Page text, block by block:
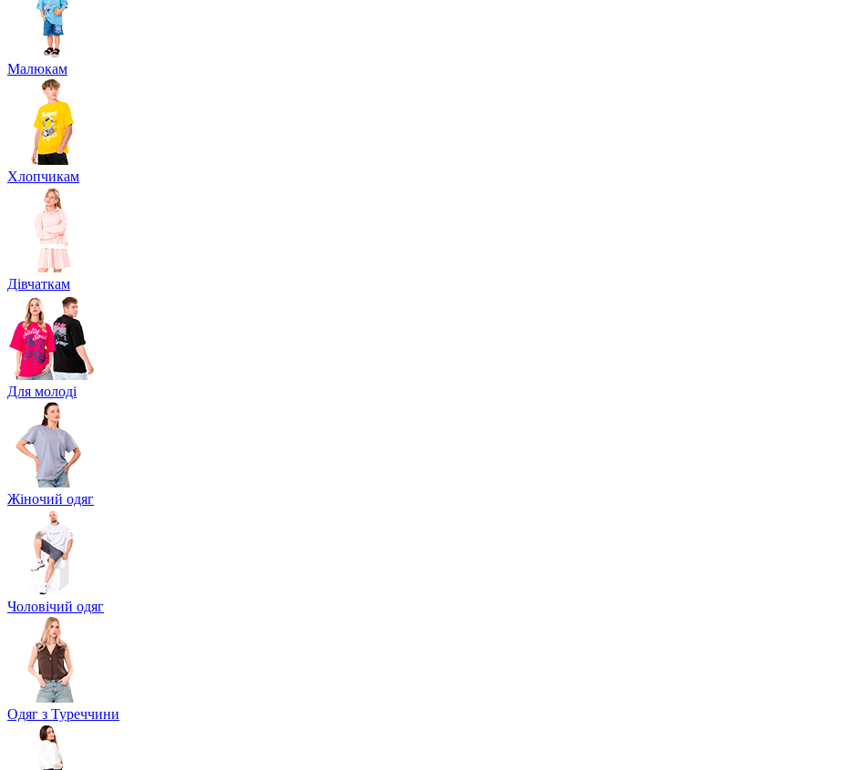
Малюкам
Хлопчикам
Дівчаткам
Для молоді
Жіночий одяг
Чоловічий одяг
Одяг з Туреччини